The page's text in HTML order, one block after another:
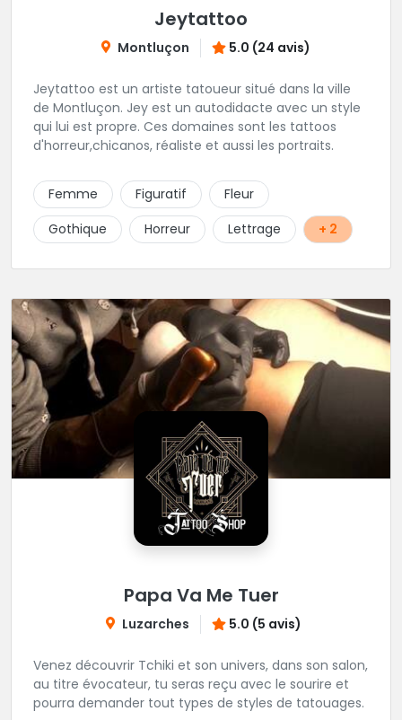
Jeytattoo
Montluçon 5.0 (24 avis)
Jeytattoo est un artiste tatoueur situé dans la ville
de Montluçon. Jey est un autodidacte avec un style
qui lui est propre. Ces domaines sont les tattoos
d'horreur,chicanos, réaliste et aussi les portraits.
Femme Figuratif
Fleur
Gothique
Horreur Lettrage + 2
Papa Va Me Tuer
Luzarches 5.0 (5 avis)
Venez découvrir Tchiki et son univers, dans son salon,
au titre évocateur, tu seras reçu avec le sourire et
pourra demander tout types de styles de tatouages.